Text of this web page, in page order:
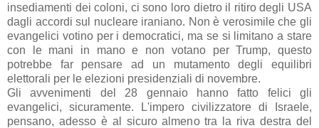
insediamenti dei coloni, ci sono loro dietro il ritiro degli USA
dagli accordi sul nucleare iraniano. Non è verosimile che gli
evangelici votino per i democratici, ma se si limitano a stare
con le mani in mano e non votano per Trump, questo
potrebbe far pensare ad un mutamento degli equilibri
elettorali per le elezioni presidenziali di novembre.
Gli avvenimenti del 28 gennaio hanno fatto felici gli
evangelici, sicuramente. L'impero civilizzatore di Israele,
pensano, adesso è al sicuro almeno tra la riva destra del